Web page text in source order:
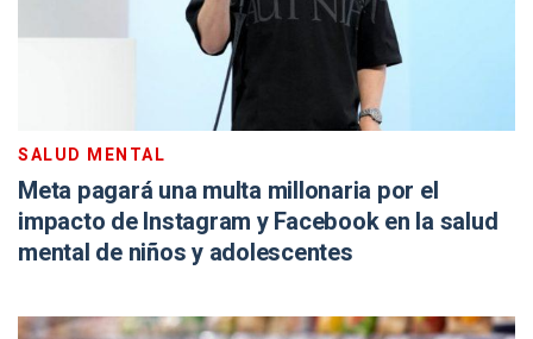
SALUD MENTAL
Meta pagará una multa millonaria por el
impacto de Instagram y Facebook en la salud
mental de niños y adolescentes